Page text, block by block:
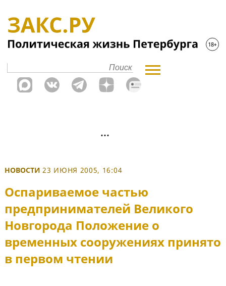
НОВОСТИ 23 ИЮНЯ 2005, 16:04
Оспариваемое частью
предпринимателей Великого
Новгорода Положение о
временных сооружениях принято
в первом чтении